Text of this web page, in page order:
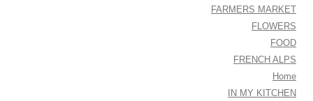
FARMERS MARKET
FLOWERS
FOOD
FRENCH ALPS
Home
IN MY KITCHEN